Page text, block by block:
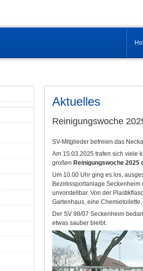
Aktuelles
Reinigungswoche
SV-Mitglieder befreien das
Am 15.03.2025 trafen sich viele
großen Reinigungswoche 2025
Um 10.00 Uhr ging es los,
Bezirkssportanlage
unvorstellbar. Von der
Gartenhaus, eine
Der SV 98/07 Seckenheim
etwas sauber bleibt.